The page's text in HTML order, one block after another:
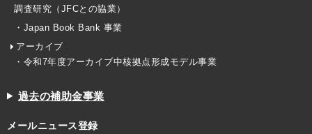
調査研究（JFCとの協業）
・Japan Book Bank 事業
アーカイブ
・令和7年度アーカイブ中核拠点形成モデル事業
過去の補助金事業
メールニュース登録